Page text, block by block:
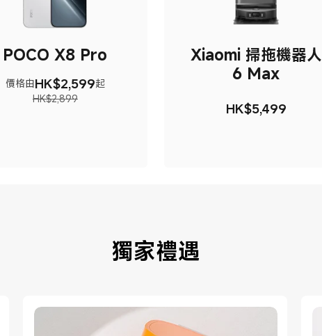
POCO X8 Pro
價格由HK$2,599
現價 HK$2599
起
HK$2,899市場價格 HK$2,899
Xiaomi 掃拖機器人
6 Max
HK$5,499
現價 HK$5499
獨家禮遇